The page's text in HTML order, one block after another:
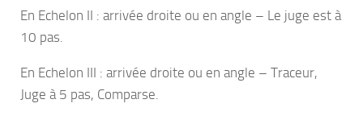
En Echelon II : arrivée droite ou en angle – Le juge est à
10 pas.
En Echelon III : arrivée droite ou en angle – Traceur,
Juge à 5 pas, Comparse.